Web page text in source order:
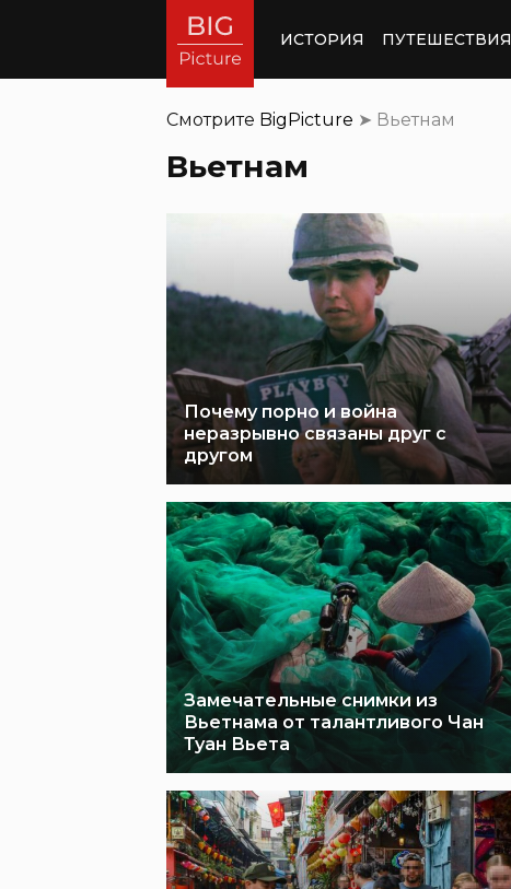
ИСТОРИЯ ПУТЕШЕСТВИЯ
Смотрите BigPicture ➤ Вьетнам
Вьетнам
Почему порно и война
неразрывно связаны друг с
другом
Замечательные снимки из
Вьетнама от талантливого Чан
Туан Вьета